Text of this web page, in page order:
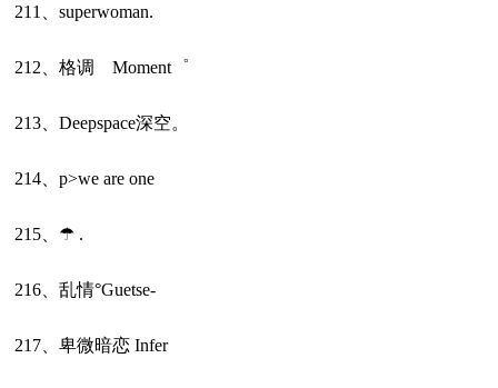
211、superwoman.
212、格调 Moment゜
213、Deepspace深空。
214、p>we are one
215、☂ .
216、乱情°Guetse-
217、卑微暗恋 Infer